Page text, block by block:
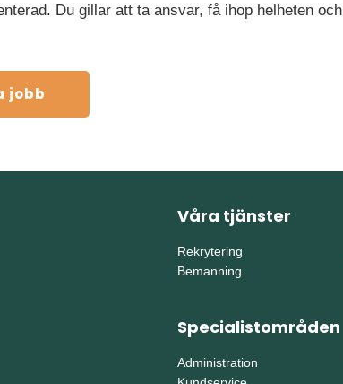
Du gillar att ta ansvar, få ihop helheten och
jobb
Våra tjänster
Rekrytering
Bemanning
Specialistområden
Administration